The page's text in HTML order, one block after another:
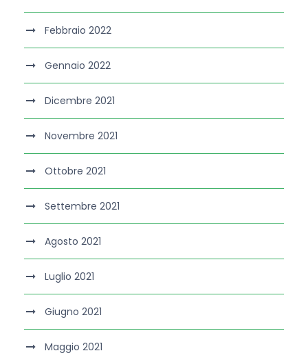
Febbraio 2022
Gennaio 2022
Dicembre 2021
Novembre 2021
Ottobre 2021
Settembre 2021
Agosto 2021
Luglio 2021
Giugno 2021
Maggio 2021